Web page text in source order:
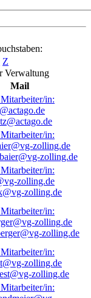
Z
Verwaltung
Mail
zolling.de
zolling.de
zolling.de
zolling.de